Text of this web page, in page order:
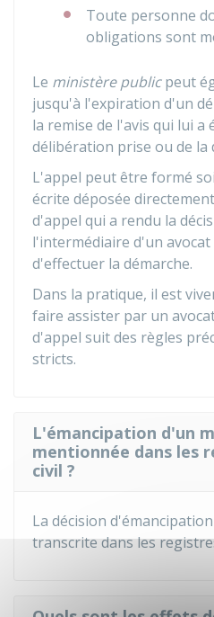
Toute personne
obligations sont
Le ministère publicpeut
jusqu'à l'expiration d'un
la remise de l'avis qui lui a
délibération prise ou de la
L'appel peut être formé
écrite déposée
d'appel qui a rendu la
l'intermédiaire d'un
d'effectuer la démarche.
Dans la pratique, il est
faire assister par un
d'appel suit des règles
stricts.
L'émancipation d'un
mentionnée dans les
civil ?
La décision
transcrite dans les